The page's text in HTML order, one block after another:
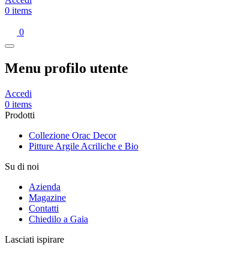
0 items
0
Menu profilo utente
Accedi
0 items
Prodotti
Collezione Orac Decor
Pitture Argile Acriliche e Bio
Su di noi
Azienda
Magazine
Contatti
Chiedilo a Gaia
Lasciati ispirare